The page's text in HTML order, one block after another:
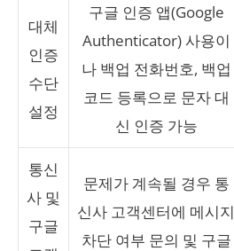
대체
인증
수단
설정
구글 인증 앱(Google
Authenticator) 사용이
나 백업 전화번호, 백업
코드 등록으로 문자 대
신 인증 가능
통신
사 및
구글
문제가 계속될 경우 통
신사 고객센터에 메시지
차단 여부 문의 및 구글